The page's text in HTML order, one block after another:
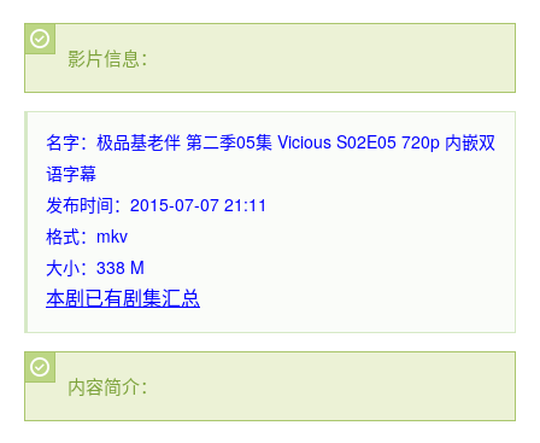
影片信息：
名字：极品基老伴 第二季05集 Vicious S02E05 720p 内嵌双
语字幕
发布时间：2015-07-07 21:11
格式：mkv
大小：338 M
本剧已有剧集汇总
内容简介：